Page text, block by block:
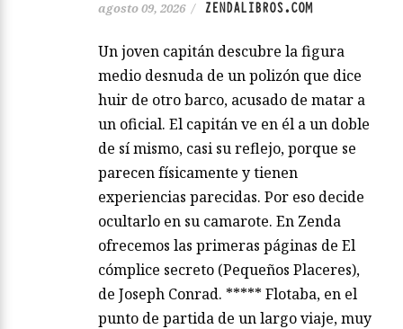
agosto 09, 2026 / ZENDALIBROS.COM
Un joven capitán descubre la figura
medio desnuda de un polizón que dice
huir de otro barco, acusado de matar a
un oficial. El capitán ve en él a un doble
de sí mismo, casi su reflejo, porque se
parecen físicamente y tienen
experiencias parecidas. Por eso decide
ocultarlo en su camarote. En Zenda
ofrecemos las primeras páginas de El
cómplice secreto (Pequeños Placeres),
de Joseph Conrad. ***** Flotaba, en el
punto de partida de un largo viaje, muy